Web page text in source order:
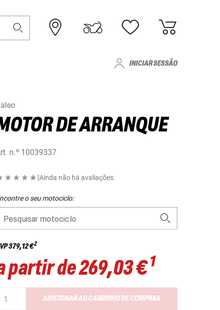
INICIAR SESSÃO
DE ARRANQUE
n.º 10039337
|Ainda não há avaliações.
o seu motociclo:
Pesquisar motociclo
379,12 €2
partir de269,03 €1
ADICIONAR AO CARRINHO DE COMPRAS